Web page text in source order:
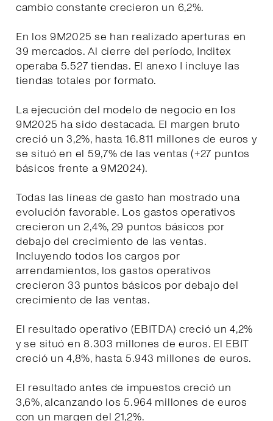
cambio constante crecieron un 6,2%.
En los 9M2025 se han realizado aperturas en
39 mercados. Al cierre del período, Inditex
operaba 5.527 tiendas. El anexo I incluye las
tiendas totales por formato.
La ejecución del modelo de negocio en los
9M2025 ha sido destacada. El margen bruto
creció un 3,2%, hasta 16.811 millones de euros y
se situó en el 59,7% de las ventas (+27 puntos
básicos frente a 9M2024).
Todas las líneas de gasto han mostrado una
evolución favorable. Los gastos operativos
crecieron un 2,4%, 29 puntos básicos por
debajo del crecimiento de las ventas.
Incluyendo todos los cargos por
arrendamientos, los gastos operativos
crecieron 33 puntos básicos por debajo del
crecimiento de las ventas.
El resultado operativo (EBITDA) creció un 4,2%
y se situó en 8.303 millones de euros. El EBIT
creció un 4,8%, hasta 5.943 millones de euros.
El resultado antes de impuestos creció un
3,6%, alcanzando los 5.964 millones de euros
con un margen del 21,2%.